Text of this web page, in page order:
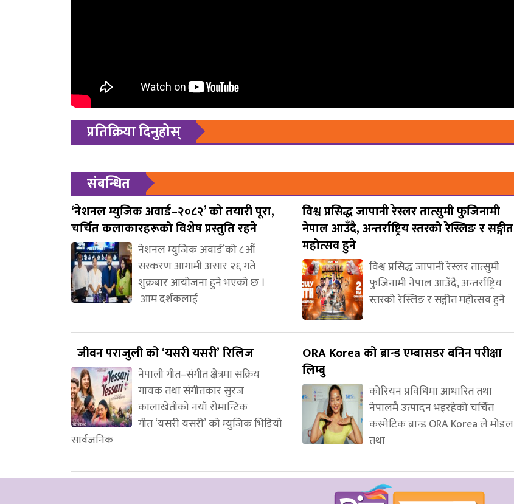
प्रतिक्रिया दिनुहोस्
संबन्धित
‘नेशनल म्युजिक अवार्ड–२०८२’ को तयारी पूरा,
चर्चित कलाकारहरूको विशेष प्रस्तुति रहने
नेशनल म्युजिक अवार्ड’को ८औं
संस्करण आगामी असार २६ गते
शुक्रबार आयोजना हुने भएको छ ।
आम दर्शकलाई
विश्व प्रसिद्ध जापानी रेस्लर तात्सुमी फुजिनामी
नेपाल आउँदै, अन्तर्राष्ट्रिय स्तरको रेस्लिङ र सङ्गीत
महोत्सव हुने
विश्व प्रसिद्ध जापानी रेस्लर तात्सुमी
फुजिनामी नेपाल आउँदै, अन्तर्राष्ट्रिय
स्तरको रेस्लिङ र सङ्गीत महोत्सव हुने
जीवन पराजुली को ‘यसरी यसरी’ रिलिज
नेपाली गीत–संगीत क्षेत्रमा सक्रिय
गायक तथा संगीतकार सुरज
कालाखेतीको नयाँ रोमान्टिक
गीत ‘यसरी यसरी’ को म्युजिक भिडियो
सार्वजनिक
ORA Korea को ब्रान्ड एम्बासडर बनिन परीक्षा
लिम्बु
कोरियन प्रविधिमा आधारित तथा
नेपालमै उत्पादन भइरहेको चर्चित
कस्मेटिक ब्रान्ड ORA Korea ले मोडल
तथा